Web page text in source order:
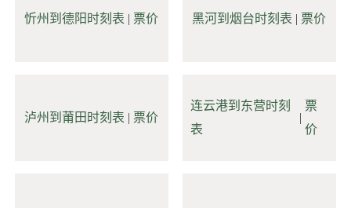
忻州到德阳时刻表 |票价 黑河到烟台时刻表 |票价
泸州到莆田时刻表 |票价
连云港到东营时刻
表
|
票
价